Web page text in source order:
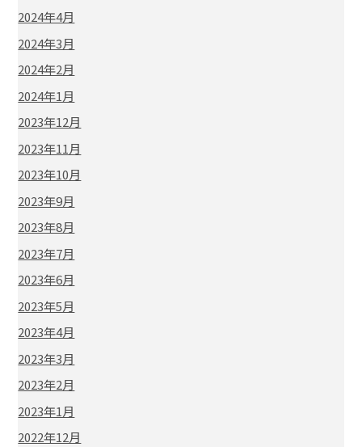
2024年4月
2024年3月
2024年2月
2024年1月
2023年12月
2023年11月
2023年10月
2023年9月
2023年8月
2023年7月
2023年6月
2023年5月
2023年4月
2023年3月
2023年2月
2023年1月
2022年12月